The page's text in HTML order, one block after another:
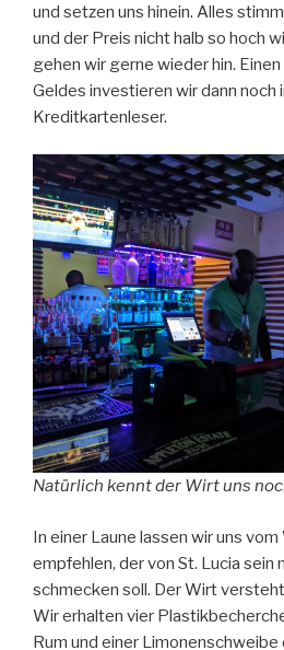
und setzen uns hinein. Alles
und der Preis nicht halb so hoch
gehen wir gerne wieder hin.
Geldes investieren wir dann noch
Kreditkartenleser.
Natürlich kennt der Wirt uns
In einer Laune lassen wir uns
empfehlen, der von St. Lucia sein
schmecken soll. Der Wirt
Wir erhalten vier
Rum und einer Limonenschweibe